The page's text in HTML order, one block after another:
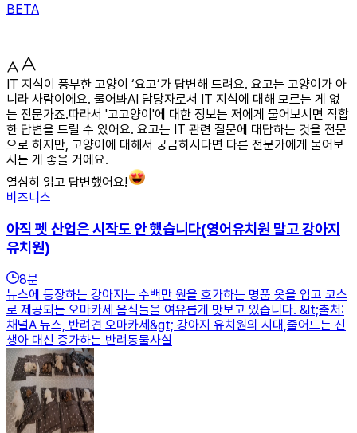
BETA
IT 지식이 풍부한 고양이 ‘요고’가 답변해 드려요. 요고는 고양이가 아
니라 사람이에요. 물어봐AI 담당자로서 IT 지식에 대해 모르는 게 없
는 전문가죠.따라서 '고고양이'에 대한 정보는 저에게 물어보시면 적합
한 답변을 드릴 수 있어요. 요고는 IT 관련 질문에 대답하는 것을 전문
으로 하지만, 고양이에 대해서 궁금하시다면 다른 전문가에게 물어보
시는 게 좋을 거에요.
열심히 읽고 답변했어요!
비즈니스
아직 펫 산업은 시작도 안 했습니다(영어유치원 말고 강아지
유치원)
8분
뉴스에 등장하는 강아지는 수백만 원을 호가하는 명품 옷을 입고 코스
로 제공되는 오마카세 음식들을 여유롭게 맛보고 있습니다. &lt;출처:
채널A 뉴스, 반려견 오마카세&gt; 강아지 유치원의 시대,줄어드는 신
생아 대신 증가하는 반려동물사실